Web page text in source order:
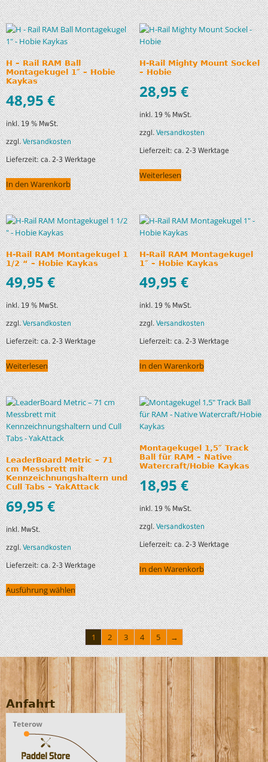
H – Rail RAM Ball
Montagekugel 1″ – Hobie
Kaykas
48,95€
inkl. 19 % MwSt.
zzgl.Versandkosten
Lieferzeit:ca. 2-3 Werktage
In den Warenkorb
H-Rail Mighty Mount Sockel
– Hobie
28,95€
inkl. 19 % MwSt.
zzgl.Versandkosten
Lieferzeit:ca. 2-3 Werktage
Weiterlesen
H-Rail RAM Montagekugel 1
1/2 “ – Hobie Kaykas
49,95€
inkl. 19 % MwSt.
zzgl.Versandkosten
Lieferzeit:ca. 2-3 Werktage
Weiterlesen
H-Rail RAM Montagekugel
1″ – Hobie Kaykas
49,95€
inkl. 19 % MwSt.
zzgl.Versandkosten
Lieferzeit:ca. 2-3 Werktage
In den Warenkorb
LeaderBoard Metric – 71
cm Messbrett mit
Kennzeichnungshaltern und
Cull Tabs – YakAttack
69,95€
inkl. MwSt.
zzgl.Versandkosten
Lieferzeit:ca. 2-3 Werktage
Ausführung wählen
Montagekugel 1,5″ Track
Ball für RAM – Native
Watercraft/Hobie Kaykas
18,95€
inkl. 19 % MwSt.
zzgl.Versandkosten
Lieferzeit:ca. 2-3 Werktage
In den Warenkorb
1 2 3 4 5 →
Anfahrt